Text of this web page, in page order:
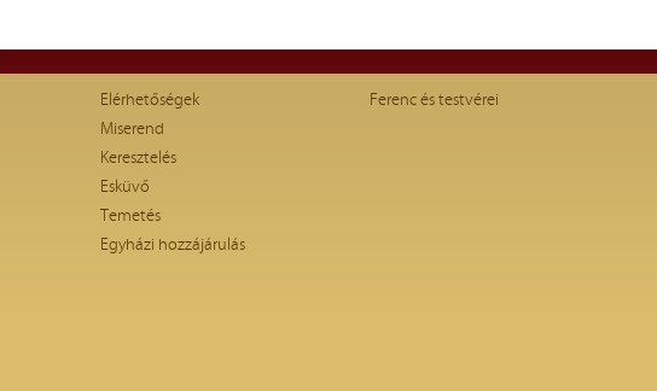
Elérhetőségek
Miserend
Keresztelés
Esküvő
Temetés
Egyházi hozzájárulás
Ferenc és testvérei